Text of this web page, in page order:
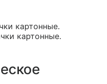
картонные.
картонные.